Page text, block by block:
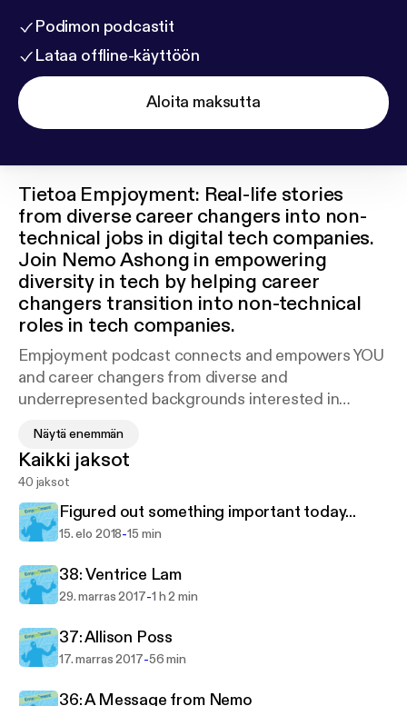
Podimon podcastit
Lataa offline-käyttöön
Aloita maksutta
Tietoa Empjoyment: Real-life stories
from diverse career changers into non-
technical jobs in digital tech companies.
Join Nemo Ashong in empowering
diversity in tech by helping career
changers transition into non-technical
roles in tech companies.
Empjoyment podcast connects and empowers YOU
and career changers from diverse and
underrepresented backgrounds interested in
insights, lessons learned, and step-by-step tutorials
from others who have been in your shoes. Come join
us Empjoyees as we go beyond the technical
aspects of the profession and explore different
career paths in tech, the best ways to build your
experience needed, so that you can find enjoyment
through employment. Let's spread joy today!
Näytä enemmän
Kaikki jaksot
40 jaksot
Figured out something important today...
15. elo 2018-15 min
38: Ventrice Lam
29. marras 2017-1 h 2 min
37: Allison Poss
17. marras 2017-56 min
36: A Message from Nemo